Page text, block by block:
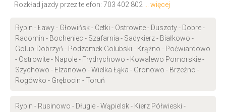
Rozkład jazdy przez telefon: 703 402 802 ... więcej
Rypin - Ławy - Głowińsk - Cetki - Ostrowite - Duszoty - Dobre -
Radomin - Bocheniec - Szafarnia - Sadykierz - Białkowo -
Golub-Dobrzyń - Podzamek Golubski - Krążno - Poćwiardowo
- Ostrowite - Napole - Frydrychowo - Kowalewo Pomorskie -
Szychowo - Elzanowo - Wielka Łąka - Gronowo - Brzeźno -
Rogówko - Grębocin - Toruń
Rypin - Rusinowo - Długie - Wąpielsk - Kierz Półwieski -